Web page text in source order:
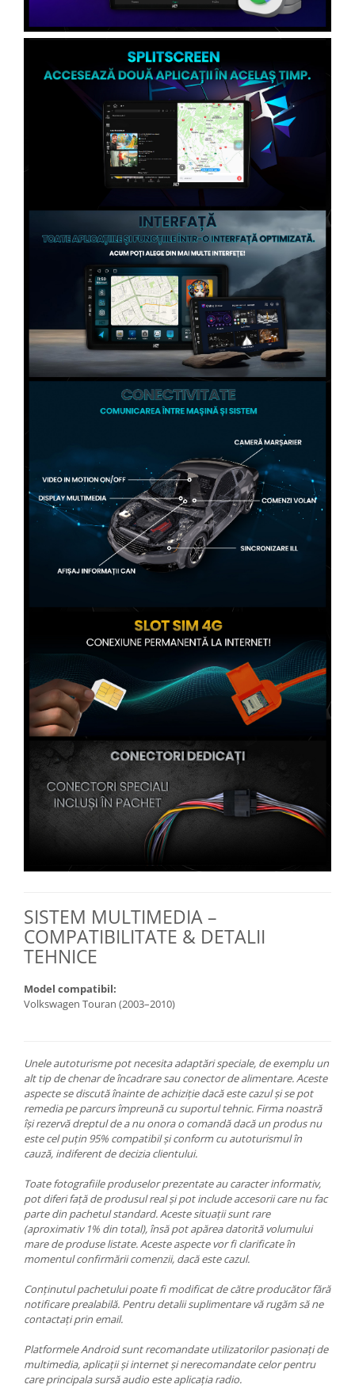
SISTEM MULTIMEDIA –
COMPATIBILITATE & DETALII
TEHNICE
Model compatibil:
Volkswagen Touran (2003–2010)
Unele autoturisme pot necesita adaptări speciale, de exemplu un
alt tip de chenar de încadrare sau conector de alimentare. Aceste
aspecte se discută înainte de achiziție dacă este cazul și se pot
remedia pe parcurs împreună cu suportul tehnic. Firma noastră
își rezervă dreptul de a nu onora o comandă dacă un produs nu
este cel puțin 95% compatibil și conform cu autoturismul în
cauză, indiferent de decizia clientului.
Toate fotografiile produselor prezentate au caracter informativ,
pot diferi față de produsul real și pot include accesorii care nu fac
parte din pachetul standard. Aceste situații sunt rare
(aproximativ 1% din total), însă pot apărea datorită volumului
mare de produse listate. Aceste aspecte vor fi clarificate în
momentul confirmării comenzii, dacă este cazul.
Conținutul pachetului poate fi modificat de către producător fără
notificare prealabilă. Pentru detalii suplimentare vă rugăm să ne
contactați prin email.
Platformele Android sunt recomandate utilizatorilor pasionați de
multimedia, aplicații și internet și nerecomandate celor pentru
care principala sursă audio este aplicația radio.